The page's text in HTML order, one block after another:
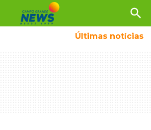
search
Últimas notícias